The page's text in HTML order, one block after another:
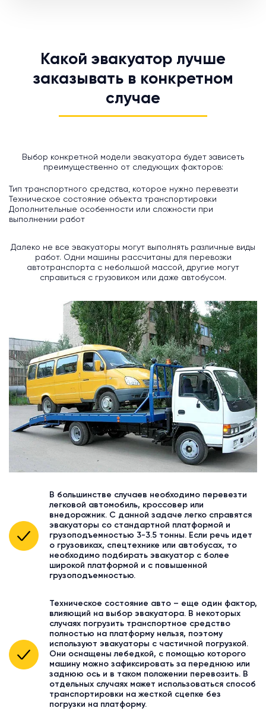
Какой эвакуатор лучше
заказывать в конкретном
случае
Выбор конкретной модели эвакуатора будет зависеть
преимущественно от следующих факторов:
Тип транспортного средства, которое нужно перевезти
Техническое состояние объекта транспортировки
Дополнительные особенности или сложности при
выполнении работ
Далеко не все эвакуаторы могут выполнять различные виды
работ. Одни машины рассчитаны для перевозки
автотранспорта с небольшой массой, другие могут
справиться с грузовиком или даже автобусом.
В большинстве случаев необходимо перевезти
легковой автомобиль, кроссовер или
внедорожник. С данной задаче легко справятся
эвакуаторы со стандартной платформой и
грузоподъемностью 3-3.5 тонны. Если речь идет
о грузовиках, спецтехнике или автобусах, то
необходимо подбирать эвакуатор с более
широкой платформой и с повышенной
грузоподъемностью.
Техническое состояние авто – еще один фактор,
влияющий на выбор эвакуатора. В некоторых
случаях погрузить транспортное средство
полностью на платформу нельзя, поэтому
используют эвакуаторы с частичной погрузкой.
Они оснащены лебедкой, с помощью которого
машину можно зафиксировать за переднюю или
заднюю ось и в таком положении перевозить. В
отдельных случаях может использоваться способ
транспортировки на жесткой сцепке без
погрузки на платформу.